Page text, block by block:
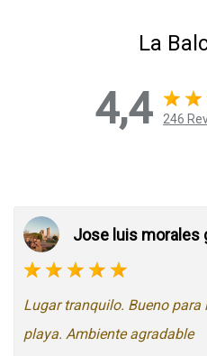
La
4,4 246
Jose luis morales
Lugar tranquilo. Bueno para
playa. Ambiente agradable